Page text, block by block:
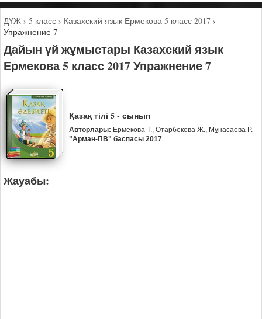
ДҮЖ › 5 класс › Казахский язык Ермекова 5 класс 2017 ›
Упражнение 7
Дайын үй жұмыстары Казахский язык
Ермекова 5 класс 2017 Упражнение 7
Қазақ тілі 5 - сынып
Авторлары: Ермекова Т., Отарбекова Ж., Мұнасаева Р.
"Арман-ПВ" баспасы 2017
Жауабы: